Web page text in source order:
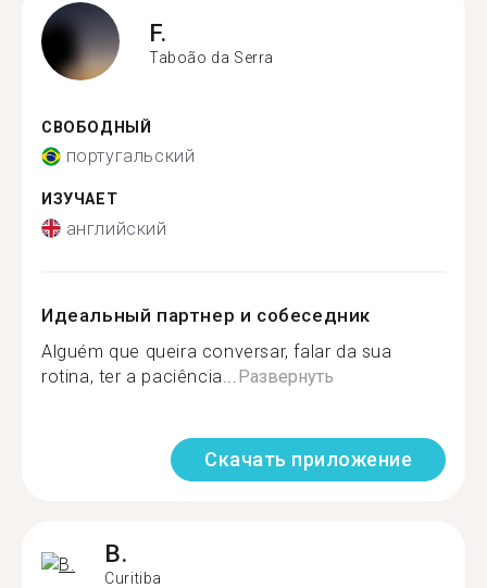
F.
Taboão da Serra
СВОБОДНЫЙ
португальский
ИЗУЧАЕТ
английский
Идеальный партнер и собеседник
Alguém que queira conversar, falar da sua
rotina, ter a paciência... Развернуть
Скачать приложение
B.
Curitiba